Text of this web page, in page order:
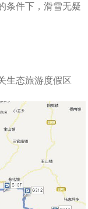
条件下，滑雪无疑
生态旅游度假区